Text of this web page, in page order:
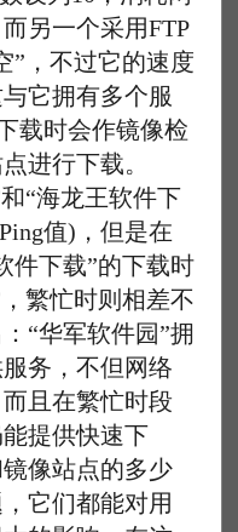
另一个采用FTP
”，不过它的速度
它拥有多个服
载时会作镜像检
进行下载。
“海龙王软件下
值)，但是在
件下载”的下载时
繁忙时则相差不
“华军软件园”拥
务，不但网络
且在繁忙时段
提供快速下
像站点的多少
它们都能对用